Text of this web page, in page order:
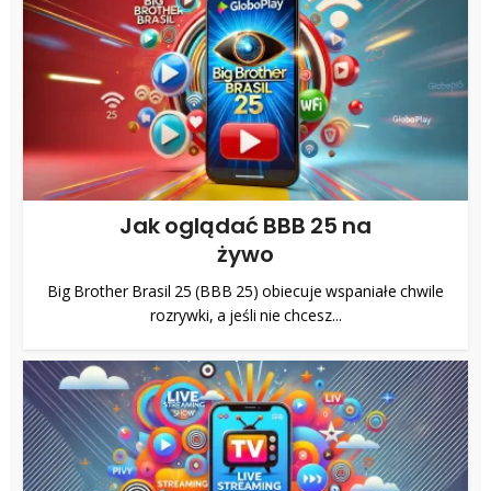
Jak oglądać BBB 25 na
żywo
Big Brother Brasil 25 (BBB 25) obiecuje wspaniałe chwile
rozrywki, a jeśli nie chcesz...